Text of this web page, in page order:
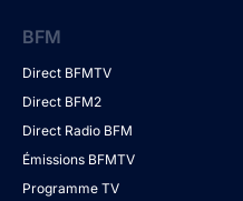
BFM
Direct BFMTV
Direct BFM2
Direct Radio BFM
Émissions BFMTV
Programme TV